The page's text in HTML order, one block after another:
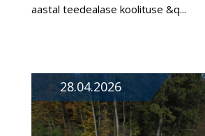
aastal teedealase koolituse &q...
28.04.2026